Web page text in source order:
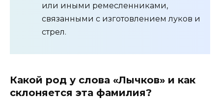
или иными ремесленниками,
связанными с изготовлением луков и
стрел.
Какой род у слова «Лычков» и как
склоняется эта фамилия?